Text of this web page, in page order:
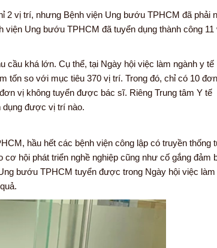
2 vị trí, nhưng Bệnh viện Ung bướu TPHCM đã phải
Ung bướu TPHCM đã tuyển dụng thành công 11
cầu khá lớn. Cụ thể, tại Ngày hội việc làm ngành y tế
tốn so với mục tiêu 370 vị trí. Trong đó, chỉ có 10
vị không tuyển được bác sĩ. Riêng Trung tâm Y tế
dụng được vị trí nào.
hầu hết các bệnh viện công lập có truyền thống
hội phát triển nghề nghiệp cũng như cố gắng đảm
bướu TPHCM tuyển được trong Ngày hội việc làm